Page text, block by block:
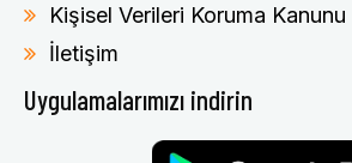
Kişisel Verileri Koruma Kanunu
İletişim
Uygulamalarımızı indirin